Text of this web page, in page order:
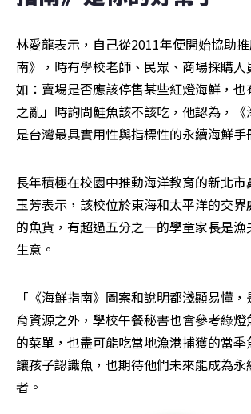
林愛龍表示，自己從2011年便開始協助
南》，時有學校老師、民眾、商場採購
如：賣場是否應該停售某些紅燈海鮮，也
之亂」時詢問鮭魚該不該吃，他認為，
是台灣最具實用性與指標性的永續海鮮手
長年積極在校園中推動海洋教育的新北
玉芳表示，該校位於東海和太平洋的交
的魚貨，有超過五分之一的學童家長是
生意。
「《海鮮指南》圖案和說明都淺顯易懂
育資源之外，學校午餐秘書也會參考綠
的菜單，也盡可能吃當地漁港捕獲的當
讓孩子認識魚，也期待他們未來能成為
者。